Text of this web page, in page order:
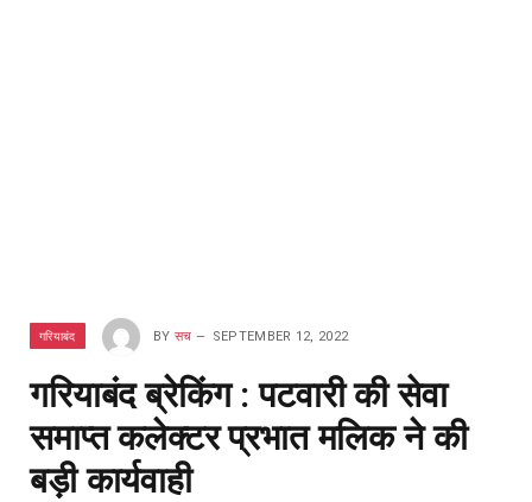
गरियाबंद BY सच SEPTEMBER 12, 2022
गरियाबंद ब्रेकिंग : पटवारी की सेवा
समाप्त कलेक्टर प्रभात मलिक ने की
बड़ी कार्यवाही